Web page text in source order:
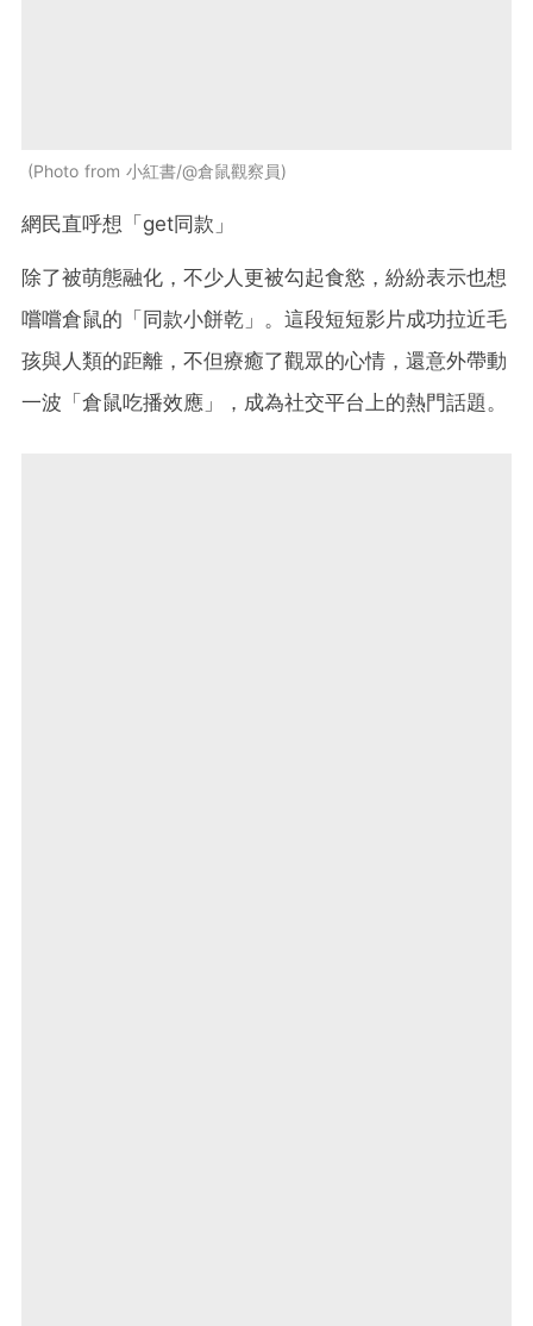
Photo from 小紅書/@倉鼠觀察員
網民直呼想「get同款」
除了被萌態融化，不少人更被勾起食慾，紛紛表示也想
嚐嚐倉鼠的「同款小餅乾」。這段短短影片成功拉近毛
孩與人類的距離，不但療癒了觀眾的心情，還意外帶動
一波「倉鼠吃播效應」，成為社交平台上的熱門話題。